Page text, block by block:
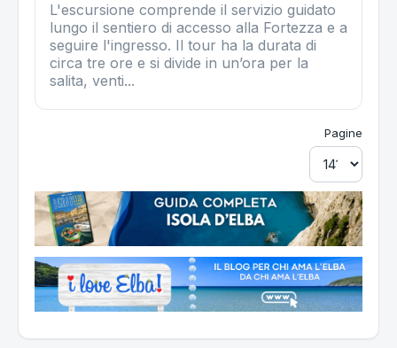
L'escursione comprende il servizio guidato
lungo il sentiero di accesso alla Fortezza e a
seguire l'ingresso. Il tour ha la durata di
circa tre ore e si divide in un’ora per la
salita, venti...
Pagine